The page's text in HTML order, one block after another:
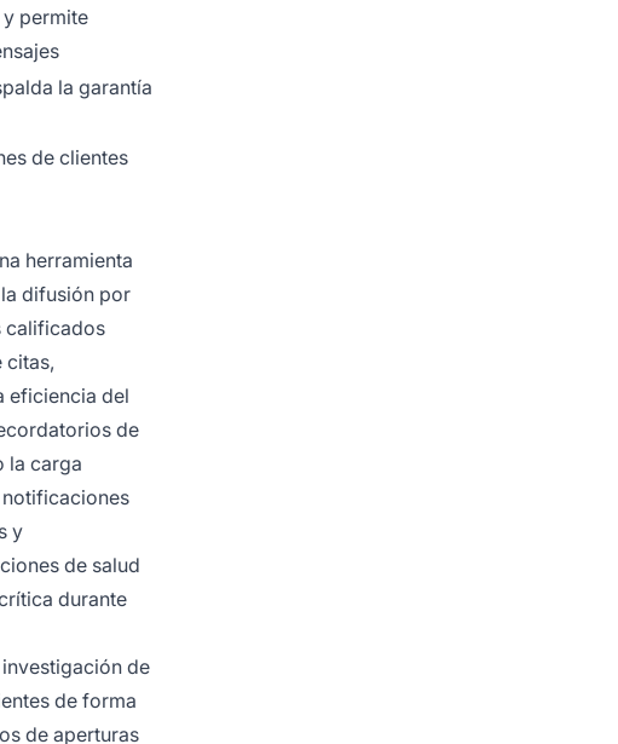
permite
la garantía
de clientes
herramienta
difusión por
calificados
citas,
eficiencia del
de
la carga
y
de salud
durante
de
de forma
de aperturas